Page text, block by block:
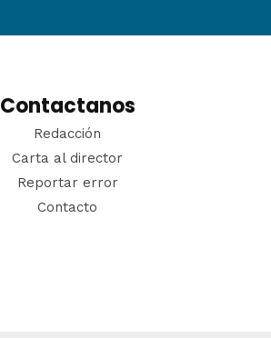
Contactanos
Redacción
Carta al director
Reportar error
Contacto